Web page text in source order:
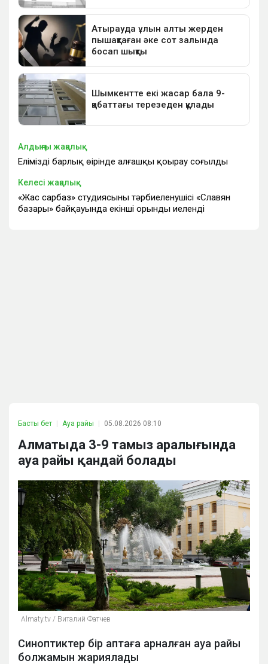
Алдыңғы жаңалық
Еліміздің барлық өңірінде алғашқы қоңырау соғылды
Келесі жаңалық
«Жас сарбаз» студиясының тәрбиеленушісі «Славян
базары» байқауында екінші орынды иеленді
Басты бет Ауа райы 05.08.2026 08:10
Алматыда 3-9 тамыз аралығында
ауа райы қандай болады
Аlmaty.tv / Виталий Фатчев
Синоптиктер бір аптаға арналған ауа райы
болжамын жариялады